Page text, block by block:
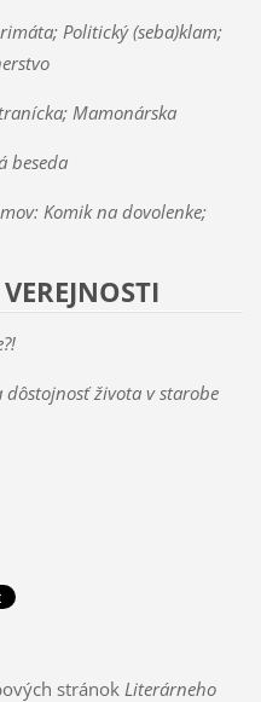
Politický (seba)klam;
Mamonárska
beseda
Komik na dovolenke;
života v starobe
stránok Literárneho